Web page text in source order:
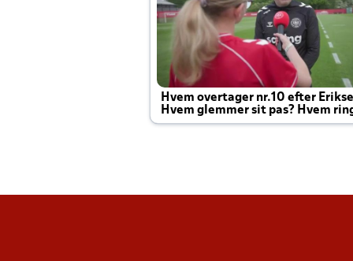
Hvem overtager nr.10 efter
Hvem glemmer sit pas? Hvem
Joachim altid til efter kampe?